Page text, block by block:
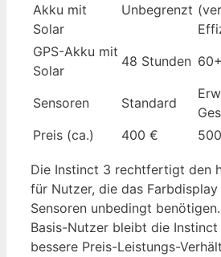
Akku mit
Solar
Unbegrenzt
GPS-Akku mit
Solar
48 Stunden
Sensoren Standard
Preis (ca.)
400 €
Die Instinct 3 rechtfertigt den
für Nutzer, die das
Sensoren unbedingt
Basis-Nutzer bleibt die
bessere Preis-Leistungs-